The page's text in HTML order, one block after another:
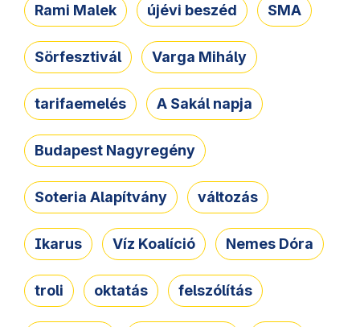
Rami Malek újévi beszéd SMA
Sörfesztivál Varga Mihály
tarifaemelés A Sakál napja
Budapest Nagyregény
Soteria Alapítvány változás
Ikarus Víz Koalíció Nemes Dóra
troli oktatás felszólítás